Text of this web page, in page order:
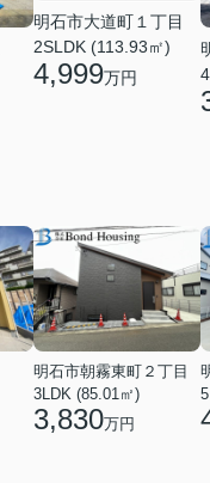
明石市大道町１丁目
2SLDK (113.93㎡)
4,999万円
明石市朝霧東町２丁目
3LDK (85.01㎡)
3,830万円